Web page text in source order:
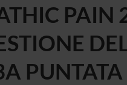
PAIN